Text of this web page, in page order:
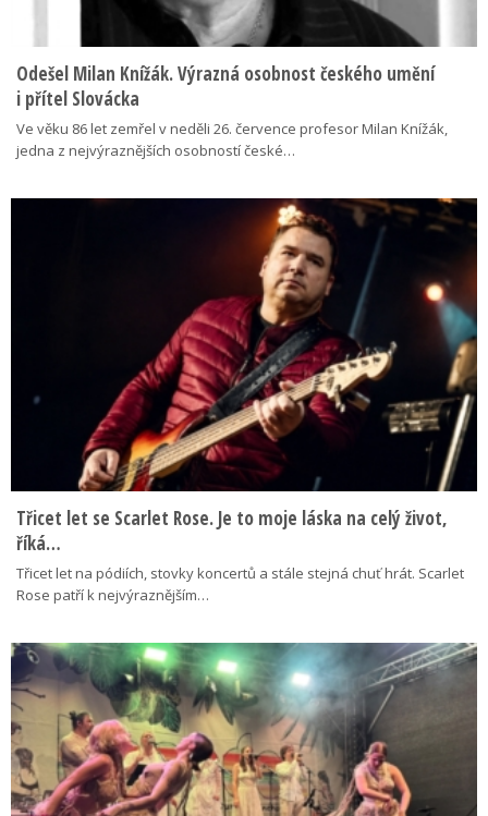
Odešel Milan Knížák. Výrazná osobnost českého umění
i přítel Slovácka
Ve věku 86 let zemřel v neděli 26. července profesor Milan Knížák,
jedna z nejvýraznějších osobností české…
Třicet let se Scarlet Rose. Je to moje láska na celý život,
říká…
Třicet let na pódiích, stovky koncertů a stále stejná chuť hrát. Scarlet
Rose patří k nejvýraznějším…